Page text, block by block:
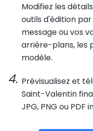
Modifiez les
outils d'édition
message ou vos
arrière-plans, les
modèle.
Prévisualisez et
Saint-Valentin
JPG, PNG ou